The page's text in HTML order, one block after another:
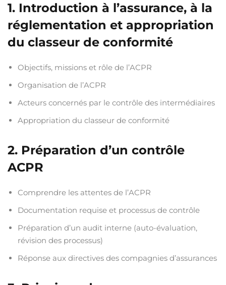
1. Introduction à l’assurance, à la
réglementation et appropriation
du classeur de conformité
Objectifs, missions et rôle de l’ACPR
Organisation de l’ACPR
Acteurs concernés par le contrôle des intermédiaires
Appropriation du classeur de conformité
2. Préparation d’un contrôle
ACPR
Comprendre les attentes de l’ACPR
Documentation requise et processus de contrôle
Préparation d’un audit interne (auto-évaluation,
révision des processus)
Réponse aux directives des compagnies d’assurances